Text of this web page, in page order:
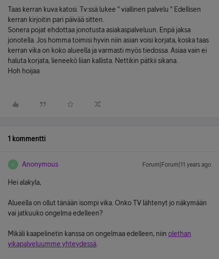
Taas kerran kuva katosi. Tv:ssä lukee " viallinen palvelu " Edellisen
kerran kirjoitin pari päivää sitten.
Sonera pojat ehdottaa jonotusta asiakaspalveluun. Enpä jaksa
jonotella. Jos homma toimisi hyvin niin asian voisi korjata, koska taas
kerran vika on koko alueella ja varmasti myös tiedossa. Asiaa vain ei
haluta korjata, lieneekö liian kallista. Nettikin pätkii sikana.
Hoh hoijaa
1 kommentti
A Anonymous Forum|Forum|11 years ago
Hei alakyla,
Alueella on ollut tänään isompi vika. Onko TV lähtenyt jo näkymään
vai jatkuuko ongelma edelleen?
Mikäli kaapelinetin kanssa on ongelmaa edelleen, niin olethan
vikapalveluumme yhteydessä